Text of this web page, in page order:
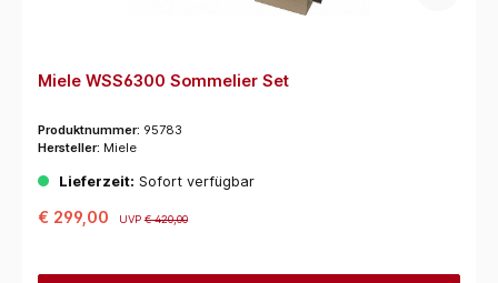
Miele WSS6300 Sommelier Set
Produktnummer: 95783
Hersteller: Miele
Lieferzeit: Sofort verfügbar
€ 299,00 UVP€ 420,00